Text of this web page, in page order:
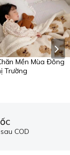
Mền Mùa Đông
Trường
COD